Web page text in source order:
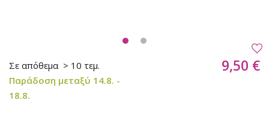
Σε απόθεμα > 10 τεμ.
Παράδοση μεταξύ 14.8. -
18.8.
9,50 €